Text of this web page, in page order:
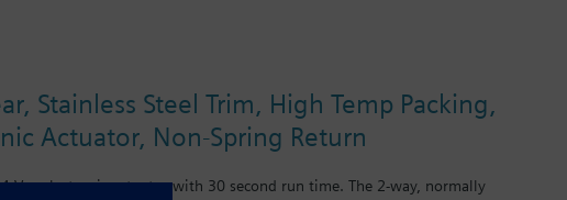
Stainless Steel Trim, High Temp Packing,
Actuator, Non-Spring Return
electronic actuator with 30 second run time. The 2-way, normally